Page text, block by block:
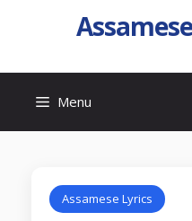
Menu
Assamese Lyrics